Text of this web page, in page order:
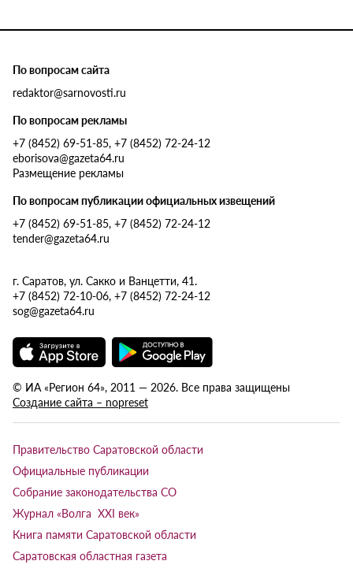
По вопросам сайта
redaktor@sarnovosti.ru
По вопросам рекламы
+7 (8452) 69-51-85, +7 (8452) 72-24-12
eborisova@gazeta64.ru
Размещение рекламы
По вопросам публикации официальных извещений
+7 (8452) 69-51-85, +7 (8452) 72-24-12
tender@gazeta64.ru
г. Саратов, ул. Сакко и Ванцетти, 41.
+7 (8452) 72-10-06, +7 (8452) 72-24-12
sog@gazeta64.ru
© ИА «Регион 64», 2011 — 2026. Все права защищены
Создание сайта – nopreset
Правительство Саратовской области
Официальные публикации
Собрание законодательства СО
Журнал «Волга XXI век»
Книга памяти Саратовской области
Саратовская областная газета